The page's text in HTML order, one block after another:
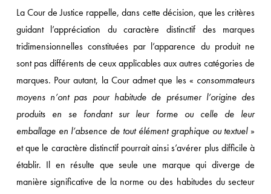
La Cour de Justice rappelle, dans cette décision, que les critères
guidant l’appréciation du caractère distinctif des marques
tridimensionnelles constituées par l’apparence du produit ne
sont pas différents de ceux applicables aux autres catégories de
marques. Pour autant, la Cour admet que les « consommateurs
moyens n’ont pas pour habitude de présumer l’origine des
produits en se fondant sur leur forme ou celle de leur
emballage en l’absence de tout élément graphique ou textuel »
et que le caractère distinctif pourrait ainsi s’avérer plus difficile à
établir. Il en résulte que seule une marque qui diverge de
manière significative de la norme ou des habitudes du secteur